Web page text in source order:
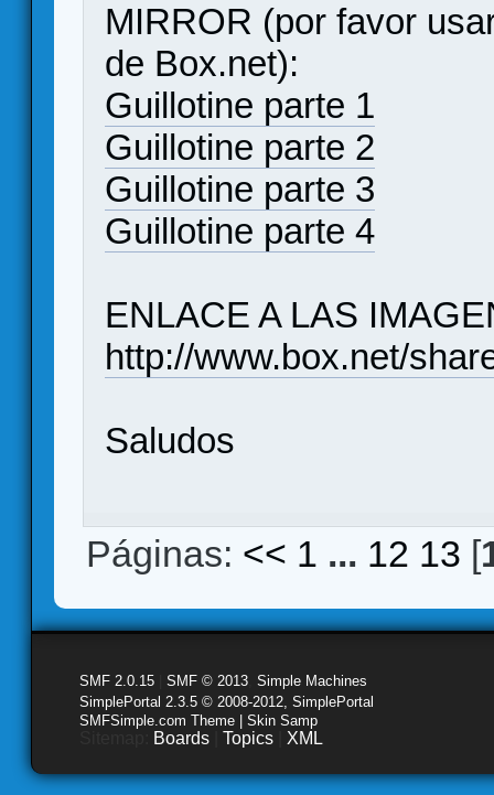
MIRROR (por favor
de Box.net):
Guillotine parte 1
Guillotine parte 2
Guillotine parte 3
Guillotine parte 4
ENLACE A LAS
http://www.box.net/
Saludos
Páginas: << 1 ... 12 13 [
SMF 2.0.15 SMF © 2013 Simple Machines
SimplePortal 2.3.5 © 2008-2012, SimplePortal
SMFSimple.com Theme | Skin Samp
Boards Topics XML